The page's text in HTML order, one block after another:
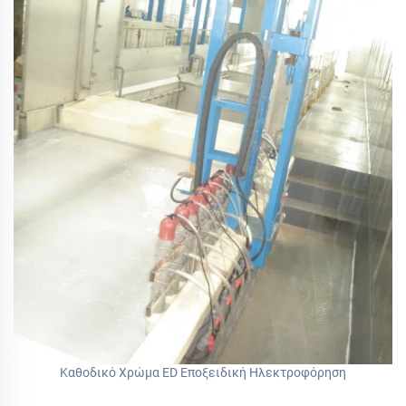
Καθοδικό Χρώμα ED Εποξειδική Ηλεκτροφόρηση